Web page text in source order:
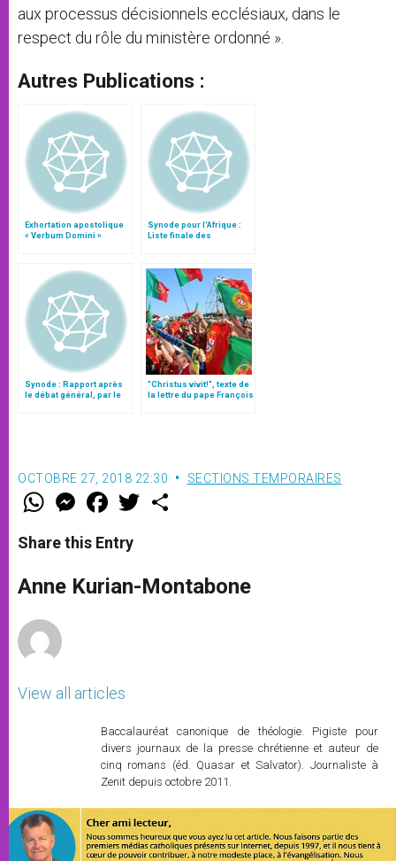
aux processus décisionnels ecclésiaux, dans le
respect du rôle du ministère ordonné ».
Autres Publications :
Exhortation apostolique
« Verbum Domini »
Synode pour l'Afrique :
Liste finale des
Synode : Rapport après
le débat général, par le
"Christus vivit!", texte de
la lettre du pape François
OCTOBRE 27, 2018 22:30 SECTIONS TEMPORAIRES
W
t
s
p
p
M
e
s
e
g
e
F
a
e
b
o
k
w
r
Share this Entry
Anne Kurian-Montabone
View all articles
Baccalauréat canonique de théologie. Pigiste pour
divers journaux de la presse chrétienne et auteur de
cinq romans (éd. Quasar et Salvator). Journaliste à
Zenit depuis octobre 2011.